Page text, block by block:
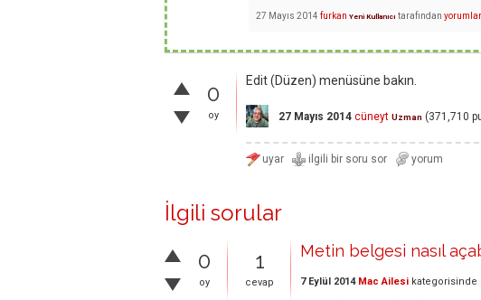
27 Mayıs 2014 furkan Yeni Kullanıcı tarafından
0
oy
Edit (Düzen) menüsüne bakın.
27 Mayıs 2014 cüneyt Uzman (371,710
İlgili sorular
0
oy
1
cevap
Metin belgesi nasıl
7 Eylül 2014 Mac Ailesi kategorisinde